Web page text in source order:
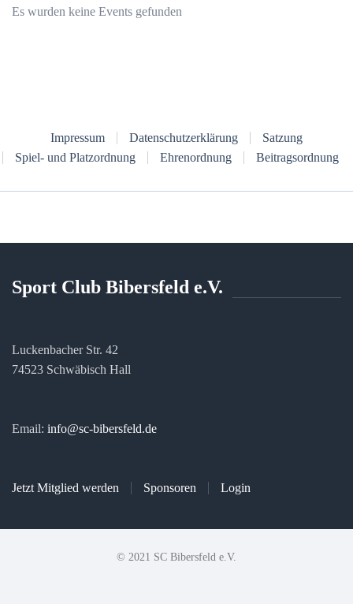
Es wurden keine Events gefunden
Impressum Datenschutzerklärung
Satzung
Spiel- und Platzordnung
Ehrenordnung Beitragsordnung
Sport Club Bibersfeld e.V.
Luckenbacher Str. 42
74523 Schwäbisch Hall
Email: info@sc-bibersfeld.de
Jetzt Mitglied werden Sponsoren Login
© 2021 SC Bibersfeld e.V.